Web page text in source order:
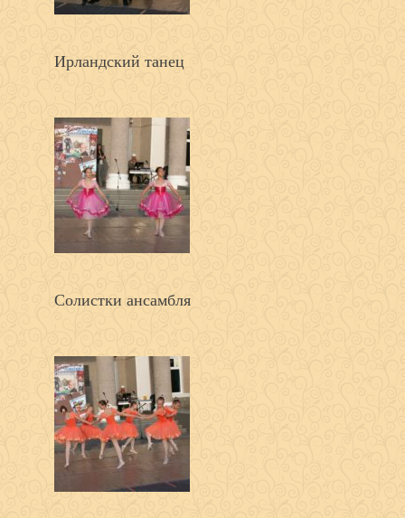
Ирландский танец
Солистки ансамбля